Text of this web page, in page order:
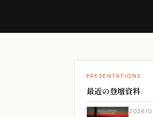
PRESENTATIONS
最近の登壇資料
2026/